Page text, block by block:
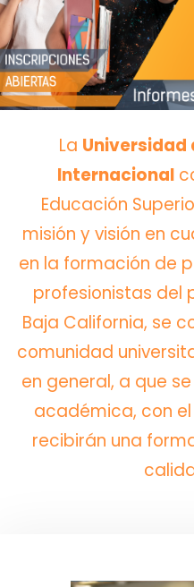
La Universidad
Internacional
Educación
misión y visión en
en la formación de
profesionistas del
Baja California, se
comunidad
en general, a que
académica, con
recibirán una